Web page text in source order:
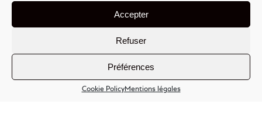
Accepter
Refuser
Préférences
Cookie PolicyMentions légales
montblanc@pt.lu
Plus d'informations